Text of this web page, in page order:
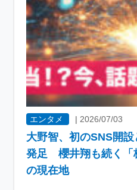
エンタメ |2026/07/03
大野智、初のSNS開
発足 櫻井翔も続く「
の現在地